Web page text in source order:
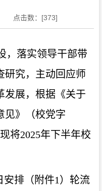
点击数：[373]
，落实领导干部带
研究，主动回应师
发展，根据《关于
见》（校党字
将2025年下半年校
安排（附件1）轮流